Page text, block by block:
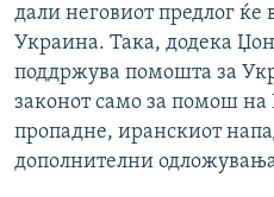
дали неговиот предлог ќе
Украина. Така, додека
поддржува помошта за
законот само за помош
пропадне, иранскиот
дополнителни